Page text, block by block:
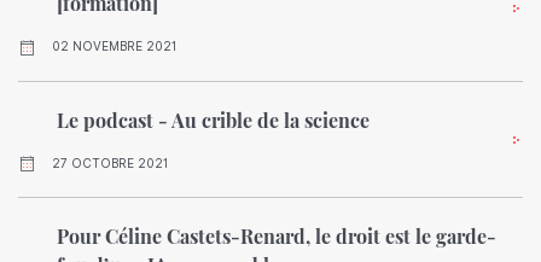
02 NOVEMBRE 2021
Le podcast - Au crible de la science
27 OCTOBRE 2021
Pour Céline Castets-Renard, le droit est le garde-